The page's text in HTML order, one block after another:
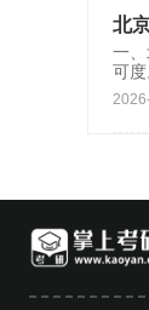
北
一
可